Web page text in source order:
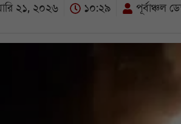
২১, ২০২৬ ১০:২৯ পূর্বাঞ্চল